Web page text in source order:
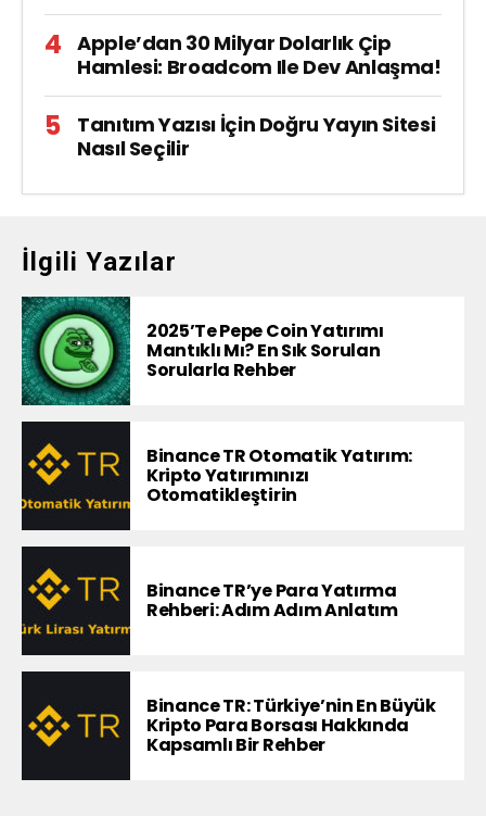
Apple’dan 30 Milyar Dolarlık Çip
Hamlesi: Broadcom Ile Dev Anlaşma!
Tanıtım Yazısı İçin Doğru Yayın Sitesi
Nasıl Seçilir
İlgili Yazılar
2025’te Pepe Coin Yatırımı
Mantıklı Mı? En Sık Sorulan
Sorularla Rehber
Binance TR Otomatik Yatırım:
Kripto Yatırımınızı
Otomatikleştirin
Binance TR’ye Para Yatırma
Rehberi: Adım Adım Anlatım
Binance TR: Türkiye’nin En Büyük
Kripto Para Borsası Hakkında
Kapsamlı Bir Rehber